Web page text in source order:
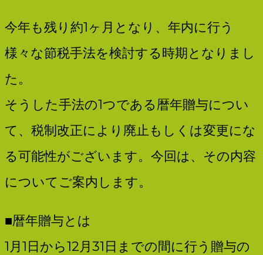
保
険
労
務
士
パ
ー
ト
ナ
ー
今年も残り約1ヶ月となり、年内に行う
様々な節税手法を検討する時期となりまし
た。
そうした手法の1つである暦年贈与につい
て、税制改正により廃止もしくは変更にな
る可能性がございます。今回は、その内容
についてご案内します。
■暦年贈与とは
1月1日から12月31日までの間に行う贈与の